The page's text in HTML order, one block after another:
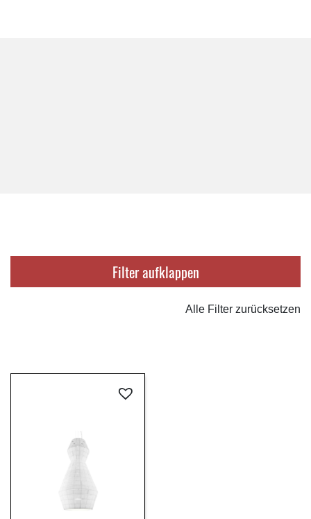
Filter
Alle Filter zurücksetzen